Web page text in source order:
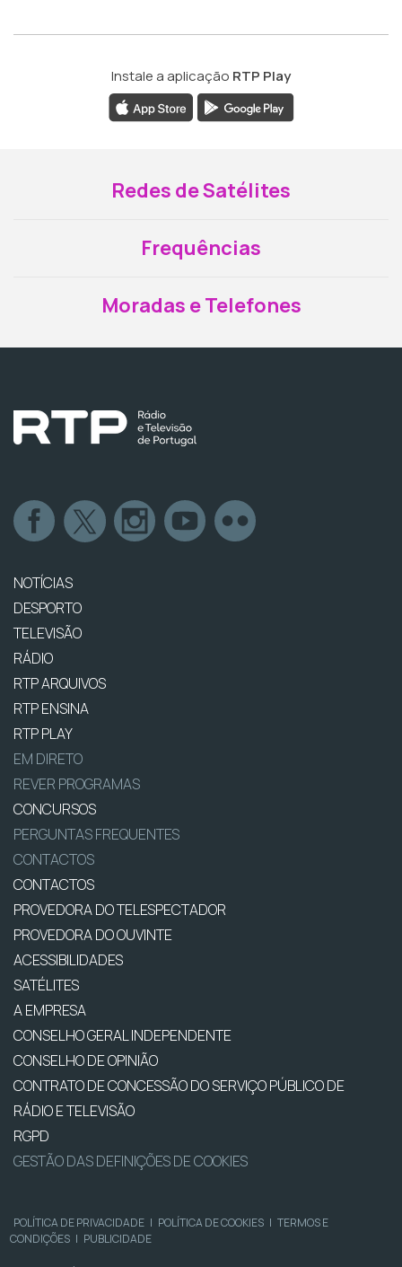
Instale a aplicação RTP Play
Redes de Satélites
Frequências
Moradas e Telefones
NOTÍCIAS
DESPORTO
TELEVISÃO
RÁDIO
RTP ARQUIVOS
RTP ENSINA
RTP PLAY
EM DIRETO
REVER PROGRAMAS
CONCURSOS
PERGUNTAS FREQUENTES
CONTACTOS
CONTACTOS
PROVEDORA DO TELESPECTADOR
PROVEDORA DO OUVINTE
ACESSIBILIDADES
SATÉLITES
A EMPRESA
CONSELHO GERAL INDEPENDENTE
CONSELHO DE OPINIÃO
CONTRATO DE CONCESSÃO DO SERVIÇO PÚBLICO DE
RÁDIO E TELEVISÃO
RGPD
GESTÃO DAS DEFINIÇÕES DE COOKIES
POLÍTICA DE PRIVACIDADE | POLÍTICA DE COOKIES | TERMOS E
CONDIÇÕES | PUBLICIDADE